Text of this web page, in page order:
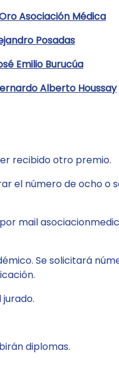
Asociación Médica
Posadas
Emilio Burucúa
Alberto Houssay
recibido otro premio.
el número de ocho o
mail
Se solicitará
diplomas.